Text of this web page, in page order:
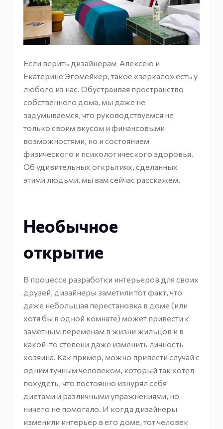
Если верить дизайнерам Алексею и
Екатерине Эгомейкер, такое «зеркало» есть у
любого из нас. Обустраивая пространство
собственного дома, мы даже не
задумываемся, что руководствуемся не
только своим вкусом и финансовыми
возможностями, но и состоянием
физического и психологического здоровья.
Об удивительных открытиях, сделанных
этими людьми, мы вам сейчас расскажем.
Необычное
открытие
В процессе разработки интерьеров для своих
друзей, дизайнеры заметили тот факт, что
даже небольшая перестановка в доме (или
хотя бы в одной комнате) может привести к
заметным переменам в жизни жильцов и в
какой-то степени даже изменить личность
хозяина. Как пример, можно привести случай с
одним тучным человеком, который так хотел
похудеть, что постоянно изнурял себя
диетами и различными упражнениями, но
ничего не помогало. И когда дизайнеры
изменили интерьер в его доме, тот человек